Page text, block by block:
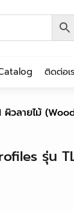
ติดต่อเ
วลายไม้
รุ่น